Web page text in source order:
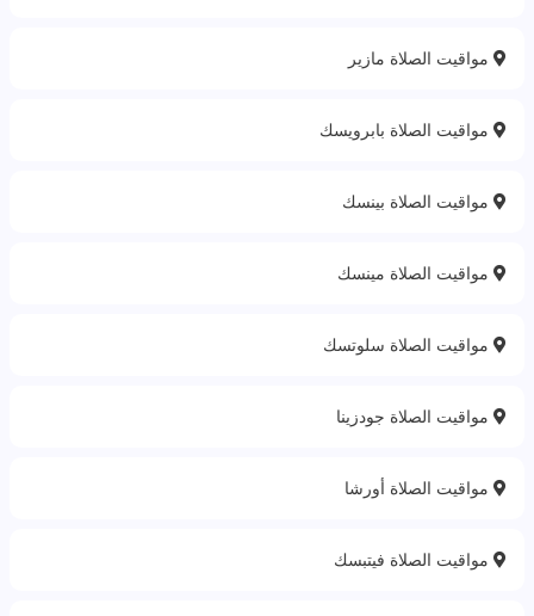
مواقيت الصلاة مازير
مواقيت الصلاة بابرويسك
مواقيت الصلاة بينسك
مواقيت الصلاة مينسك
مواقيت الصلاة سلوتسك
مواقيت الصلاة جودزينا
مواقيت الصلاة أورشا
مواقيت الصلاة فيتبسك